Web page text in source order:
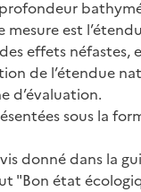
mesure est
effets néfastes,
de l’étendue
d’évaluation.
sous la
donné dans la
"Bon état